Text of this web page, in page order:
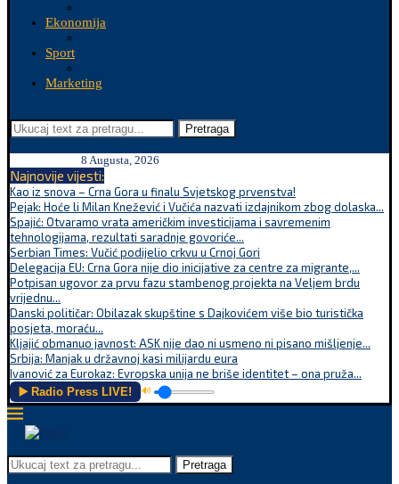
Ekonomija
Sport
Marketing
Pretraga
8 Augusta, 2026
Najnovije vijesti:
Kao iz snova – Crna Gora u finalu Svjetskog prvenstva!
Pejak: Hoće li Milan Knežević i Vučića nazvati izdajnikom zbog dolaska...
Spajić: Otvaramo vrata američkim investicijama i savremenim
tehnologijama, rezultati saradnje govoriće...
Serbian Times: Vučić podijelio crkvu u Crnoj Gori
Delegacija EU: Crna Gora nije dio inicijative za centre za migrante,...
Potpisan ugovor za prvu fazu stambenog projekta na Veljem brdu
vrijednu...
Danski političar: Obilazak skupštine s Dajkovićem više bio turistička
posjeta, moraću...
Kljajić obmanuo javnost: ASK nije dao ni usmeno ni pisano mišljenje...
Srbija: Manjak u državnoj kasi milijardu eura
Ivanović za Eurokaz: Evropska unija ne briše identitet – ona pruža...
▶️ Radio Press LIVE! 🔊
Pretraga